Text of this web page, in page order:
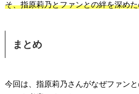
そ、指原莉乃とファンとの絆を深め
まとめ
今回は、指原莉乃さんがなぜファン